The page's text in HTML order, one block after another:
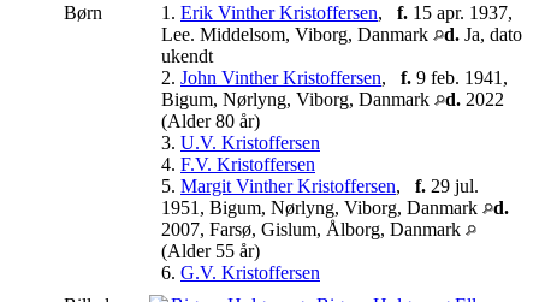
Børn
1. Erik Vinther Kristoffersen, f. 15 apr. 1937,
Lee. Middelsom, Viborg, Danmark
d. Ja, dato
ukendt
2. John Vinther Kristoffersen, f. 9 feb. 1941,
Bigum, Nørlyng, Viborg, Danmark
d. 2022
(Alder 80 år)
3. U.V. Kristoffersen
4. F.V. Kristoffersen
5. Margit Vinther Kristoffersen, f. 29 jul.
1951, Bigum, Nørlyng, Viborg, Danmark
d.
2007, Farsø, Gislum, Ålborg, Danmark
(Alder 55 år)
6. G.V. Kristoffersen